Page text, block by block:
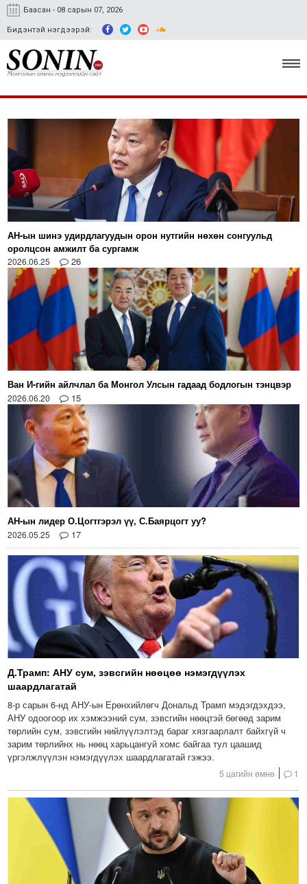
Баасан - 08 сарын 07, 2026
Бидэнтэй нэгдээрэй:
Улс төр, эдийн засаг
Гэмт хэрэг
Нийгэм, соёл
Спорт
Easy news
АН-ын шинэ удирдлагуудын орон нутгийн нөхөн сонгуульд
оролцсон амжилт ба сургамж
2026.06.25 26
Ван И-гийн айлчлал ба Монгол Улсын гадаад бодлогын тэнцвэр
2026.06.20 15
АН-ын лидер О.Цогтгэрэл үү, С.Баярцогт уу?
2026.05.25 17
Д.Трамп: АНУ сум, зэвсгийн нөөцөө нэмэгдүүлэх
шаардлагатай
8-р сарын 6-нд АНУ-ын Ерөнхийлөгч Дональд Трамп мэдэгдэхдээ,
АНУ одоогоор их хэмжээний сум, зэвсгийн нөөцтэй бөгөөд зарим
төрлийн сум, зэвсгийн нийлүүлэлтэд бараг хязгаарлалт байхгүй ч
зарим төрлийнх нь нөөц харьцангуй хомс байгаа тул цаашид
үргэлжлүүлэн нэмэгдүүлэх шаардлагатай гэжээ.
5 цагийн өмнө 1